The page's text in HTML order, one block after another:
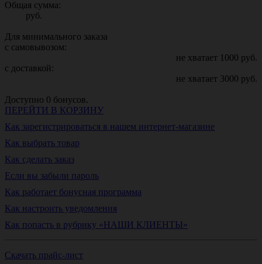
Общая сумма:
руб.
Для минимального заказа
с самовывозом:
не хватает 1000 руб.
с доставкой:
не хватает 3000 руб.
Доступно 0 бонусов.
ПЕРЕЙТИ В КОРЗИНУ
Как зарегистрироваться в нашем интернет-магазине
Как выбрать товар
Как сделать заказ
Если вы забыли пароль
Как работает бонусная программа
Как настроить уведомления
Как попасть в рубрику «НАШИ КЛИЕНТЫ»
Скачать прайс-лист